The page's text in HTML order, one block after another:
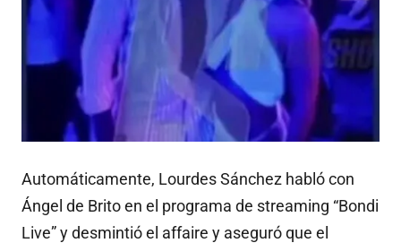
Automáticamente, Lourdes Sánchez habló con
Ángel de Brito en el programa de streaming “Bondi
Live” y desmintió el affaire y aseguró que el